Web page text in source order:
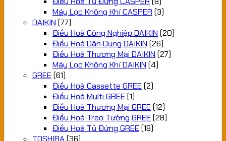
Máy Lọc Không Khí CASPER (3)
DAIKIN (77)
Điều Hoà Công Nghiệp DAIKIN (20)
Điều Hoà Dân Dụng DAIKIN (26)
Điều Hoà Thương Mại DAIKIN (27)
Máy Lọc Không Khí DAIKIN (4)
GREE (61)
Điều Hoà Cassette GREE (2)
Điều Hoà Multi GREE (1)
Điều Hoà Thương Mại GREE (12)
Điều Hoà Treo Tường GREE (28)
Điều Hoà Tủ Đứng GREE (18)
TOSHIBA(36)